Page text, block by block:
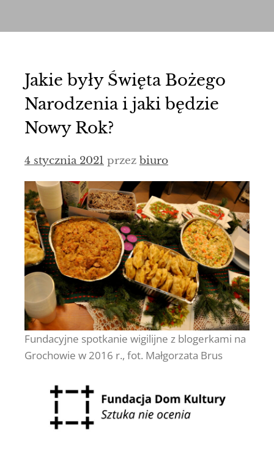
Jakie były Święta Bożego
Narodzenia i jaki będzie
Nowy Rok?
4 stycznia 2021 przez biuro
Fundacyjne spotkanie wigilijne z blogerkami na
Grochowie w 2016 r., fot. Małgorzata Brus